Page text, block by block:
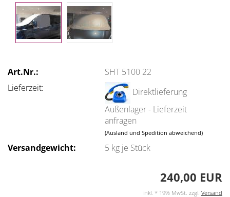
Art.Nr.:
SHT 5100 22
Lieferzeit:
Direktlieferung
Außenlager - Lieferzeit
anfragen
(Ausland und Spedition abweichend)
Versandgewicht: 5 kg je Stück
240,00 EUR
inkl. * 19% MwSt. zzgl. Versand